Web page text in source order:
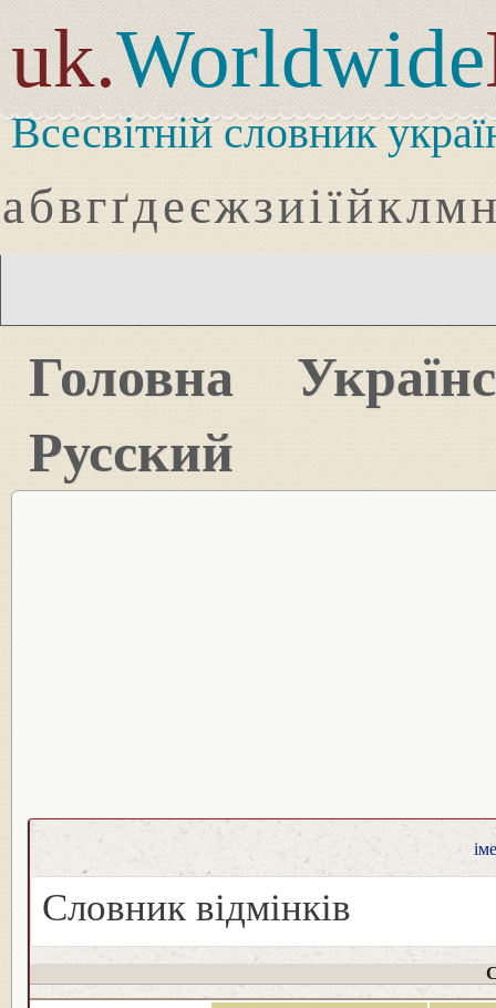
uk.Worldwide
Всесвітній словник
абвгґдеєжзиіїйклмн
Головна
Русский
Словник відмінків